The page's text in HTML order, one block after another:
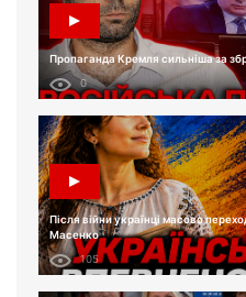
Пропаганда Кремля сильніша за
0
Після війни українці масово
Масенко
105